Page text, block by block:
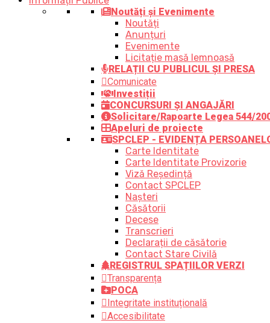
Noutăți și Evenimente
Noutăți
Anunțuri
Evenimente
Licitație masă lemnoasă
RELAȚII CU PUBLICUL ȘI PRESA
Comunicate
Investiții
CONCURSURI ȘI ANGAJĂRI
Solicitare/Rapoarte Legea 544/
Apeluri de proiecte
SPCLEP - EVIDENȚA
Carte Identitate
Carte Identitate Provizorie
Viză Reședință
Contact SPCLEP
Nașteri
Căsătorii
Decese
Transcrieri
Declarații de căsătorie
Contact Stare Civilă
REGISTRUL SPAȚIILOR VERZI
Transparența
POCA
Integritate instituțională
Accesibilitate